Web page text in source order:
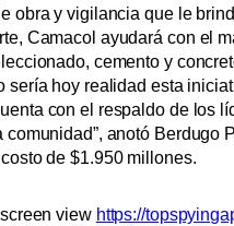
obra y vigilancia que le
Camacol ayudará con el
cemento y
sería hoy realidad esta
con el respaldo de los
comunidad”, anotó Berdugo
de $1.950 millones.
view https://